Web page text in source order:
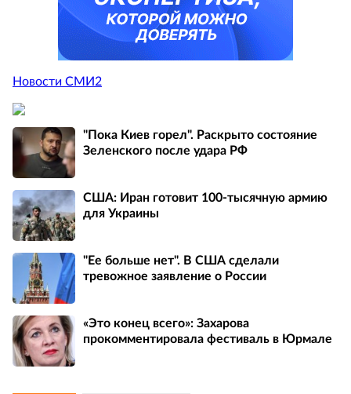
Новости СМИ2
"Пока Киев горел". Раскрыто состояние
Зеленского после удара РФ
США: Иран готовит 100-тысячную армию
для Украины
"Ее больше нет". В США сделали
тревожное заявление о России
«Это конец всего»: Захарова
прокомментировала фестиваль в Юрмале